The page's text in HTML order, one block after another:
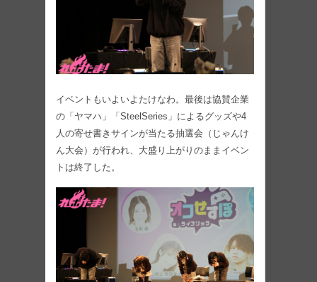
イベントもいよいよたけなわ。最後は協賛企業
の「ヤマハ」「SteelSeries」によるグッズや4
人の寄せ書きサインが当たる抽選会（じゃんけ
ん大会）が行われ、大盛り上がりのままイベン
トは終了した。